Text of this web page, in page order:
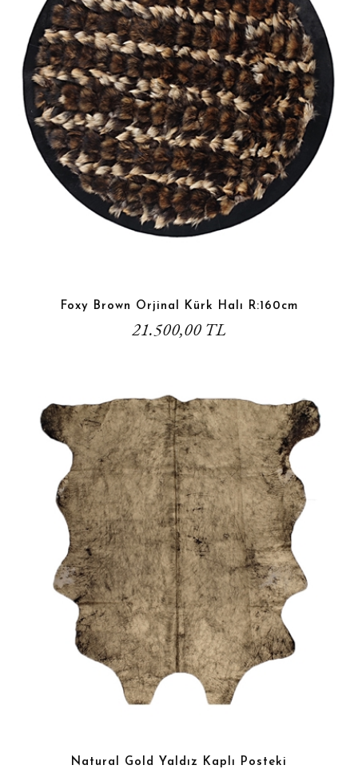
Foxy Brown Orjinal Kürk Halı R:160cm
21.500,00 TL
Natural Gold Yaldız Kaplı Posteki